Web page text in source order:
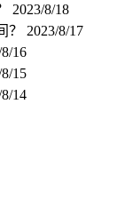
2023/8/18
？ 2023/8/17
16
15
14